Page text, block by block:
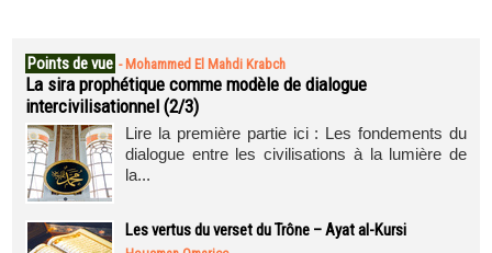
Points de vue - Mohammed El Mahdi Krabch
La sira prophétique comme modèle de dialogue
intercivilisationnel (2/3)
Lire la première partie ici : Les fondements du
dialogue entre les civilisations à la lumière de
la...
Les vertus du verset du Trône – Ayat al-Kursi